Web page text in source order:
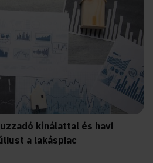
kínálattal és havi
a lakáspiac